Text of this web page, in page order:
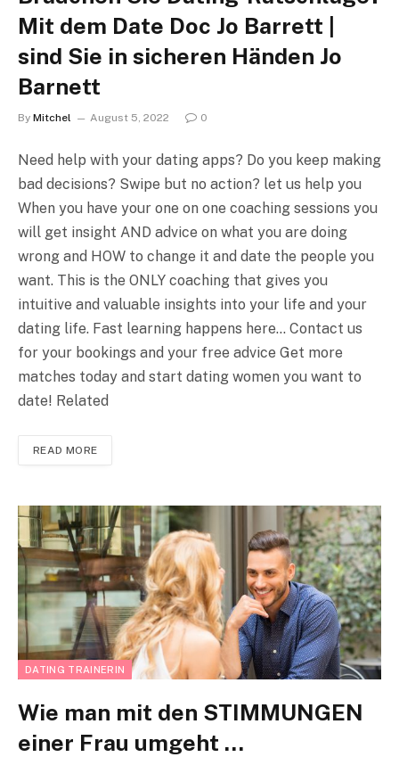
Mit dem Date Doc Jo Barrett |
sind Sie in sicheren Händen Jo
Barnett
By Mitchel August 5, 2022 0
Need help with your dating apps? Do you keep making
bad decisions? Swipe but no action? let us help you
When you have your one on one coaching sessions you
will get insight AND advice on what you are doing
wrong and HOW to change it and date the people you
want. This is the ONLY coaching that gives you
intuitive and valuable insights into your life and your
dating life. Fast learning happens here… Contact us
for your bookings and your free advice Get more
matches today and start dating women you want to
date! Related
READ MORE
DATING TRAINERIN
Wie man mit den STIMMUNGEN
einer Frau umgeht …